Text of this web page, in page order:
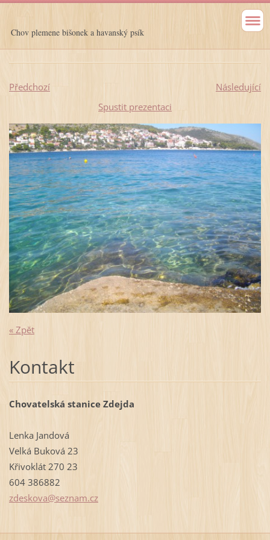
Chov plemene bišonek a havanský psík
Předchozí
Následující
Spustit prezentaci
« Zpět
Kontakt
Chovatelská stanice Zdejda
Lenka Jandová
Velká Buková 23
Křivoklát 270 23
604 386882
zdeskova@seznam.cz